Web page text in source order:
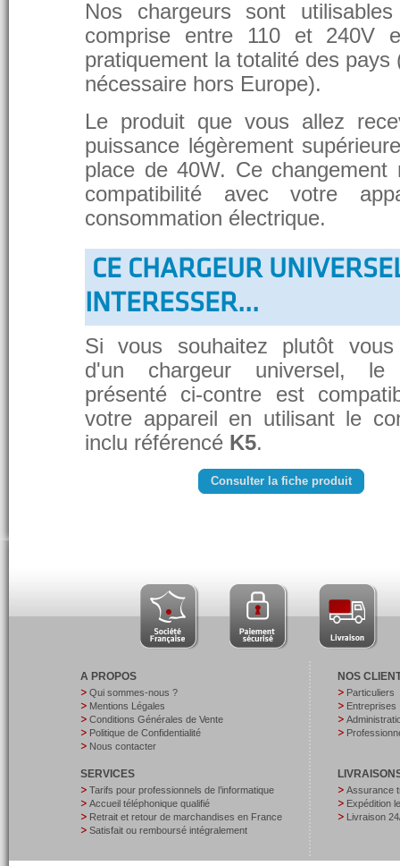
Nos chargeurs sont
comprise entre 110 et 240V
pratiquement la totalité des
nécessaire hors Europe).
Le produit que vous allez
puissance légèrement
place de 40W. Ce
compatibilité avec votre
consommation électrique.
CE CHARGEUR
INTERESSER...
Si vous souhaitez plutôt vous
d'un chargeur universel, le
présenté ci-contre est
votre appareil en utilisant le
inclu référencé K5.
Consulter la fiche produit
A PROPOS
Qui sommes-nous ?
Mentions Légales
Conditions Générales de Vente
Politique de Confidentialité
Nous contacter
SERVICES
Tarifs pour professionnels de l’informatique
Accueil téléphonique qualifié
Retrait et retour de marchandises en France
Satisfait ou remboursé intégralement
NOS
Particuliers
Entreprises
Assurance
Expédition
Livraison